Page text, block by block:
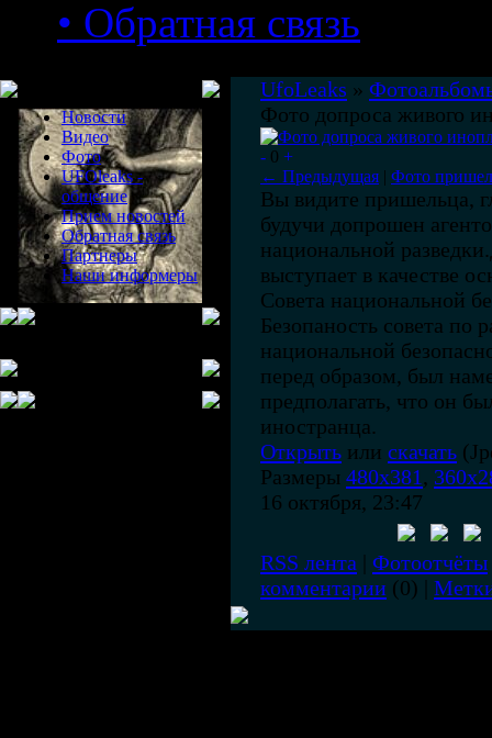
• Обратная связь
Новости
Видео
Фото
UFOleaks -
общение
Прием новостей
Обратная связь
Партнеры
Наши информеры
UfoLeaks »
Фото допроса живого
- 0 +
← Предыдущая | Фото
Вы видите пришельца,
будучи допрошен
национальной
выступает в качестве
Совета национальной
Безопаность совета по
национальной
перед образом, был
предполагать, что он
иностранца.
Открыть или скачать
Размеры 480x381 ,
16 октября, 23:47
RSS лента Фотоотчёты
комментарии (0) |